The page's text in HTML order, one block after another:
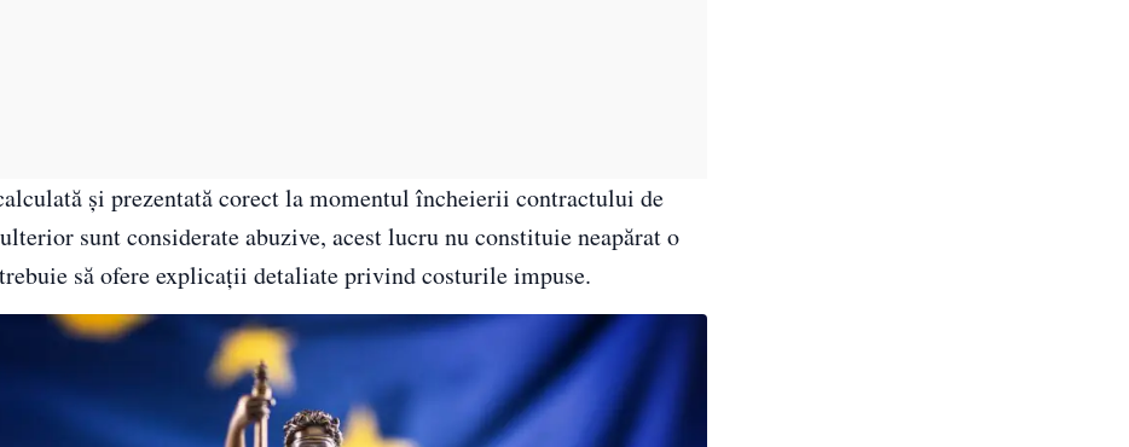
și prezentată corect la momentul încheierii contractului de
sunt considerate abuzive, acest lucru nu constituie neapărat o
să ofere explicații detaliate privind costurile impuse.